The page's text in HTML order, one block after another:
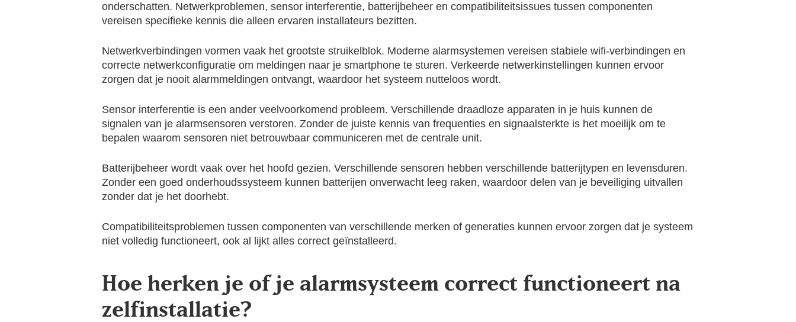
onderschatten. Netwerkproblemen, sensor interferentie, batterijbeheer en compatibiliteitsissues tussen componenten
vereisen specifieke kennis die alleen ervaren installateurs bezitten.
Netwerkverbindingen vormen vaak het grootste struikelblok. Moderne alarmsystemen vereisen stabiele wifi-verbindingen en
correcte netwerkconfiguratie om meldingen naar je smartphone te sturen. Verkeerde netwerkinstellingen kunnen ervoor
zorgen dat je nooit alarmmeldingen ontvangt, waardoor het systeem nutteloos wordt.
Sensor interferentie is een ander veelvoorkomend probleem. Verschillende draadloze apparaten in je huis kunnen de
signalen van je alarmsensoren verstoren. Zonder de juiste kennis van frequenties en signaalsterkte is het moeilijk om te
bepalen waarom sensoren niet betrouwbaar communiceren met de centrale unit.
Batterijbeheer wordt vaak over het hoofd gezien. Verschillende sensoren hebben verschillende batterijtypen en levensduren.
Zonder een goed onderhoudssysteem kunnen batterijen onverwacht leeg raken, waardoor delen van je beveiliging uitvallen
zonder dat je het doorhebt.
Compatibiliteitsproblemen tussen componenten van verschillende merken of generaties kunnen ervoor zorgen dat je systeem
niet volledig functioneert, ook al lijkt alles correct geïnstalleerd.
Hoe herken je of je alarmsysteem correct functioneert na
zelfinstallatie?